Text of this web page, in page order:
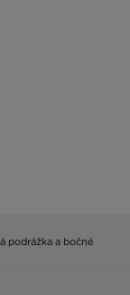
podrážka a bočné